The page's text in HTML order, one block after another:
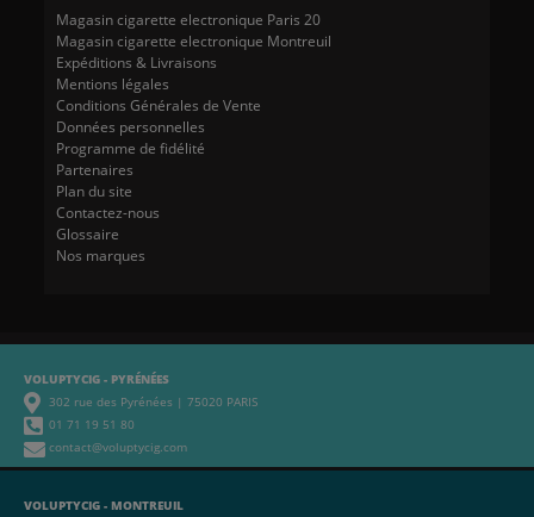
Magasin cigarette electronique Paris 20
Magasin cigarette electronique Montreuil
Expéditions & Livraisons
Mentions légales
Conditions Générales de Vente
Données personnelles
Programme de fidélité
Partenaires
Plan du site
Contactez-nous
Glossaire
Nos marques
VOLUPTYCIG - PYRÉNÉES
302 rue des Pyrénées | 75020 PARIS
01 71 19 51 80
contact@voluptycig.com
VOLUPTYCIG - MONTREUIL